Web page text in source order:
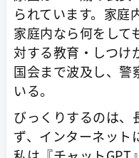
られています。家庭
家庭内なら何をして
対する教育・しつけ
国会まで波及し、警
いる。
びっくりするのは、
ず、インターネット